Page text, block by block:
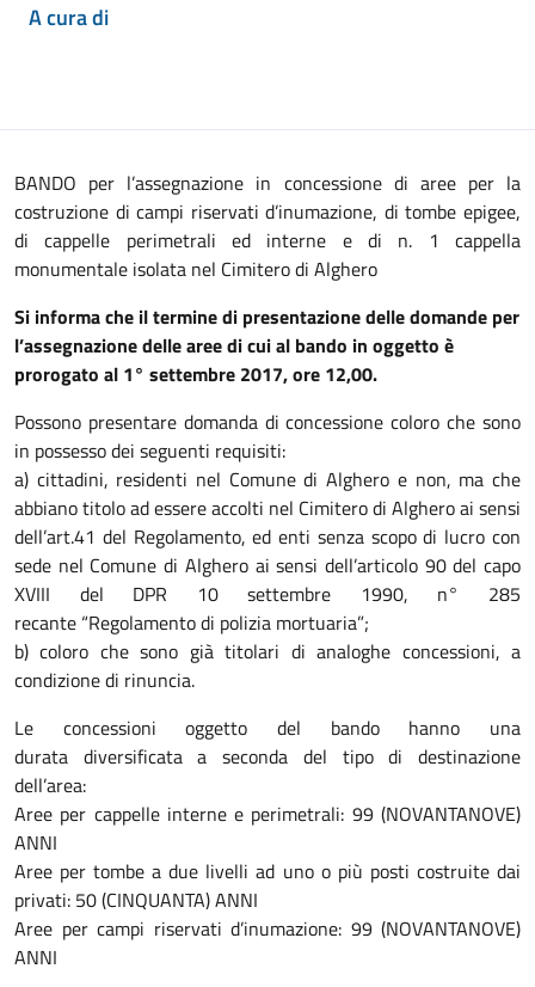
A cura di
BANDO per l’assegnazione in concessione di aree per la
costruzione di campi riservati d’inumazione, di tombe epigee,
di cappelle perimetrali ed interne e di n. 1 cappella
monumentale isolata nel Cimitero di Alghero
Si informa che il termine di presentazione delle domande per
l’assegnazione delle aree di cui al bando in oggetto è
prorogato al 1° settembre 2017, ore 12,00.
Possono presentare domanda di concessione coloro che sono
in possesso dei seguenti requisiti:
a) cittadini, residenti nel Comune di Alghero e non, ma che
abbiano titolo ad essere accolti nel Cimitero di Alghero ai sensi
dell’art.41 del Regolamento, ed enti senza scopo di lucro con
sede nel Comune di Alghero ai sensi dell’articolo 90 del capo
XVIII del DPR 10 settembre 1990, n° 285
recante “Regolamento di polizia mortuaria”;
b) coloro che sono già titolari di analoghe concessioni, a
condizione di rinuncia.
Le concessioni oggetto del bando hanno una
durata diversificata a seconda del tipo di destinazione
dell’area:
Aree per cappelle interne e perimetrali: 99 (NOVANTANOVE)
ANNI
Aree per tombe a due livelli ad uno o più posti costruite dai
privati: 50 (CINQUANTA) ANNI
Aree per campi riservati d’inumazione: 99 (NOVANTANOVE)
ANNI